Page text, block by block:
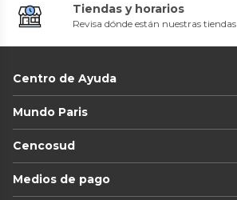
Tiendas y horarios
Revisa dónde están nuestras tiendas
Centro de Ayuda
Mundo Paris
Cencosud
Medios de pago